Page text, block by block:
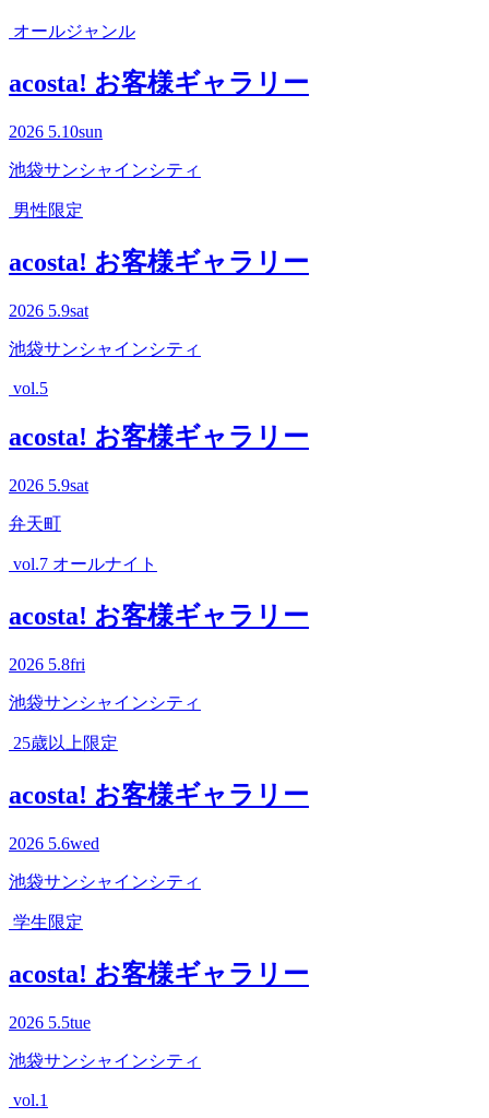
オールジャンル
acosta! お客様ギャラリー
2026 5.10sun
池袋サンシャインシティ
男性限定
acosta! お客様ギャラリー
2026 5.9sat
池袋サンシャインシティ
vol.5
acosta! お客様ギャラリー
2026 5.9sat
弁天町
vol.7 オールナイト
acosta! お客様ギャラリー
2026 5.8fri
池袋サンシャインシティ
25歳以上限定
acosta! お客様ギャラリー
2026 5.6wed
池袋サンシャインシティ
学生限定
acosta! お客様ギャラリー
2026 5.5tue
池袋サンシャインシティ
vol.1